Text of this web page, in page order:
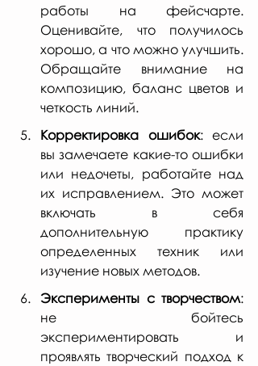
работы на фейсчарте.
Оценивайте, что получилось
хорошо, а что можно улучшить.
Обращайте внимание на
композицию, баланс цветов и
четкость линий.
Корректировка ошибок: если
вы замечаете какие-то ошибки
или недочеты, работайте над
их исправлением. Это может
включать в себя
дополнительную практику
определенных техник или
изучение новых методов.
Эксперименты с творчеством:
не бойтесь
экспериментировать и
проявлять творческий подход к